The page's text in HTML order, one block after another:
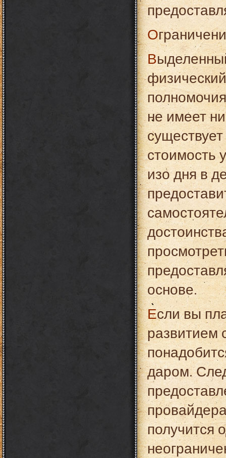
Выделенный сервер предоставляет в аренду
не имеет
стоимость
изо дня в
основе.
Если вы планируете серьезно заниматься
развитием
даром.
получится